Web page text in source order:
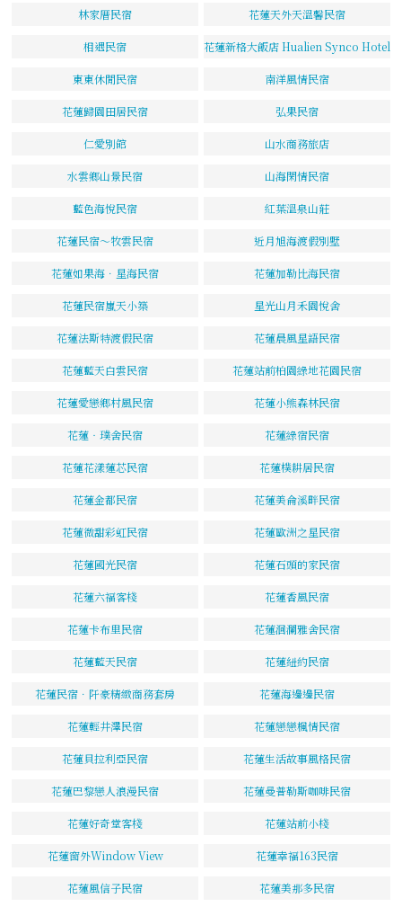
林家厝民宿 花蓮天外天溫馨民宿
相遇民宿 花蓮新格大飯店 Hualien Synco Hotel
東東休閒民宿 南洋風情民宿
花蓮歸園田居民宿 弘果民宿
仁愛別館 山水商務旅店
水雲鄉山景民宿 山海閑情民宿
藍色海悅民宿 紅葉溫泉山莊
花蓮民宿～牧雲民宿 近月旭海渡假別墅
花蓮如果海．星海民宿 花蓮加勒比海民宿
花蓮民宿嵐天小築 星光山月禾園悅舍
花蓮法斯特渡假民宿 花蓮晨風星語民宿
花蓮藍天白雲民宿 花蓮站前柏園綠地花園民宿
花蓮愛戀鄉村風民宿 花蓮小熊森林民宿
花蓮‧璞舍民宿 花蓮綠宿民宿
花蓮花漾蓮芯民宿 花蓮樸耕居民宿
花蓮金都民宿 花蓮美侖溪畔民宿
花蓮微甜彩虹民宿 花蓮歐洲之星民宿
花蓮國光民宿 花蓮石頭的家民宿
花蓮六福客棧 花蓮香風民宿
花蓮卡布里民宿 花蓮洄瀾雅舍民宿
花蓮藍天民宿 花蓮紐約民宿
花蓮民宿．阡豪精緻商務套房 花蓮海邊邊民宿
花蓮輕井澤民宿 花蓮戀戀楓情民宿
花蓮貝拉利亞民宿 花蓮生活故事風格民宿
花蓮巴黎戀人浪漫民宿 花蓮曼普勒斯咖啡民宿
花蓮好奇堂客棧 花蓮站前小棧
花蓮窗外Window View 花蓮幸福163民宿
花蓮風信子民宿 花蓮美那多民宿